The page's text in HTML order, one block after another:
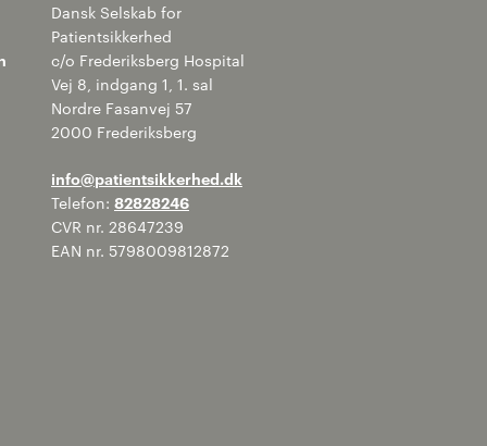
Dansk Selskab for
Patientsikkerhed
c/o Frederiksberg Hospital
Vej 8, indgang 1, 1. sal
Nordre Fasanvej 57
2000 Frederiksberg
info@patientsikkerhed.dk
Telefon: 82828246
CVR nr. 28647239
EAN nr. 5798009812872